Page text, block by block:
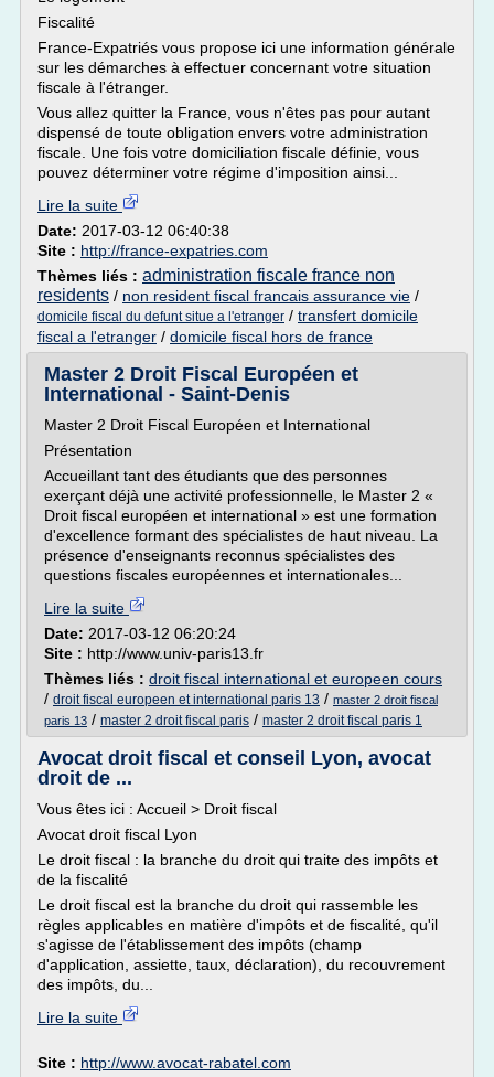
Fiscalité
France-Expatriés vous propose ici une information générale
sur les démarches à effectuer concernant votre situation
fiscale à l'étranger.
Vous allez quitter la France, vous n'êtes pas pour autant
dispensé de toute obligation envers votre administration
fiscale. Une fois votre domiciliation fiscale définie, vous
pouvez déterminer votre régime d'imposition ainsi...
Lire la suite
Date: 2017-03-12 06:40:38
Site : http://france-expatries.com
Thèmes liés : administration fiscale france non
residents / non resident fiscal francais assurance vie /
domicile fiscal du defunt situe a l'etranger / transfert domicile
fiscal a l'etranger / domicile fiscal hors de france
Master 2 Droit Fiscal Européen et
International - Saint-Denis
Master 2 Droit Fiscal Européen et International
Présentation
Accueillant tant des étudiants que des personnes
exerçant déjà une activité professionnelle, le Master 2 «
Droit fiscal européen et international » est une formation
d'excellence formant des spécialistes de haut niveau. La
présence d'enseignants reconnus spécialistes des
questions fiscales européennes et internationales...
Lire la suite
Date: 2017-03-12 06:20:24
Site : http://www.univ-paris13.fr
Thèmes liés : droit fiscal international et europeen cours
/ droit fiscal europeen et international paris 13 / master 2 droit fiscal
paris 13 / master 2 droit fiscal paris / master 2 droit fiscal paris 1
Avocat droit fiscal et conseil Lyon, avocat
droit de ...
Vous êtes ici : Accueil > Droit fiscal
Avocat droit fiscal Lyon
Le droit fiscal : la branche du droit qui traite des impôts et
de la fiscalité
Le droit fiscal est la branche du droit qui rassemble les
règles applicables en matière d'impôts et de fiscalité, qu'il
s'agisse de l'établissement des impôts (champ
d'application, assiette, taux, déclaration), du recouvrement
des impôts, du...
Lire la suite
Site : http://www.avocat-rabatel.com